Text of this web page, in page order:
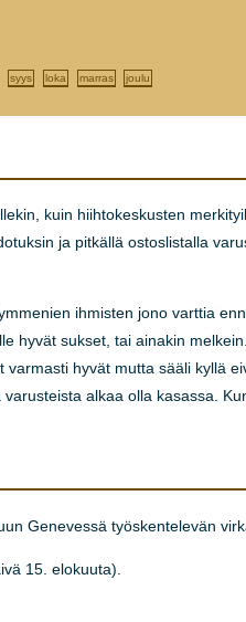
syys loka marras joulu
kuin hiihtokeskusten
ja pitkällä ostoslistalla
ihmisten jono varttia
hyvät sukset, tai ainakin
hyvät mutta sääli kyllä
alkaa olla kasassa.
Genevessä työskentelevän
15. elokuuta).